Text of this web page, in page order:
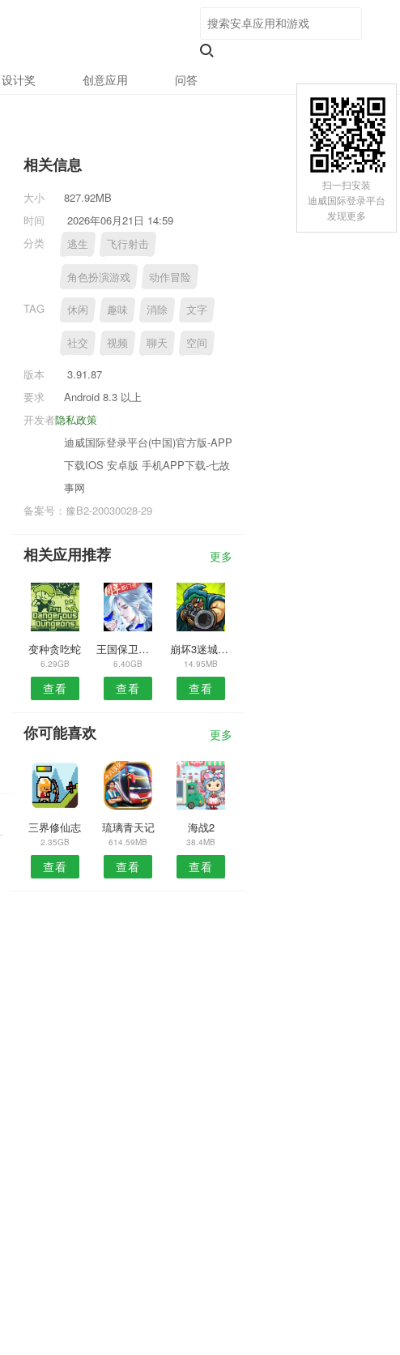
设计奖 创意应用 问答
相关信息
大小
827.92MB
时间
2026年06月21日 14:59
分类
逃生 飞行射击
角色扮演游戏 动作冒险
TAG 休闲 趣味 消除 文字
社交 视频 聊天 空间
版本
3.91.87
要求
Android 8.3 以上
隐私政策
开发者
迪威国际登录平台(中国)官方版-APP
下载IOS 安卓版 手机APP下载-七故
事网
备案号：豫B2-20030028-29
相关应用推荐 更多
变种贪吃蛇
6.29GB
查看
王国保卫战前线4.2.32
6.40GB
查看
崩坏3迷城骇兔版本
14.95MB
查看
你可能喜欢 更多
三界修仙志
2.35GB
查看
琉璃青天记
614.59MB
查看
海战2
38.4MB
查看
扫一扫安装
迪威国际登录平台
发现更多